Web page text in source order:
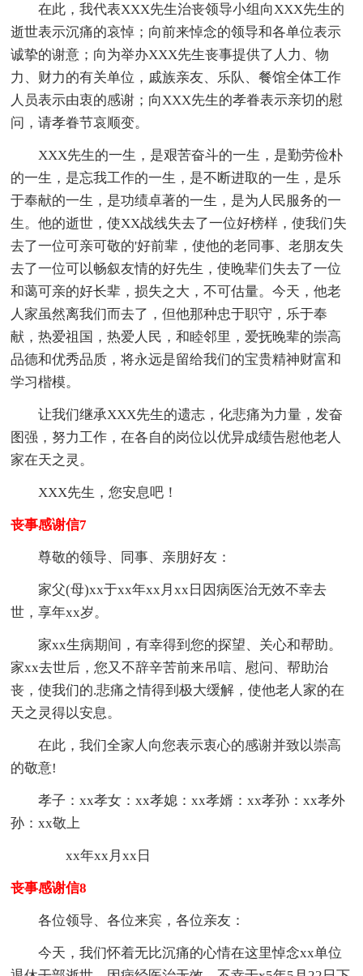
在此，我代表XXX先生治丧领导小组向XXX先生的
逝世表示沉痛的哀悼；向前来悼念的领导和各单位表示
诚挚的谢意；向为举办XXX先生丧事提供了人力、物
力、财力的有关单位，戚族亲友、乐队、餐馆全体工作
人员表示由衷的感谢；向XXX先生的孝眷表示亲切的慰
问，请孝眷节哀顺变。
XXX先生的一生，是艰苦奋斗的一生，是勤劳俭朴
的一生，是忘我工作的一生，是不断进取的一生，是乐
于奉献的一生，是功绩卓著的一生，是为人民服务的一
生。他的逝世，使XX战线失去了一位好榜样，使我们失
去了一位可亲可敬的'好前辈，使他的老同事、老朋友失
去了一位可以畅叙友情的好先生，使晚辈们失去了一位
和蔼可亲的好长辈，损失之大，不可估量。今天，他老
人家虽然离我们而去了，但他那种忠于职守，乐于奉
献，热爱祖国，热爱人民，和睦邻里，爱抚晚辈的崇高
品德和优秀品质，将永远是留给我们的宝贵精神财富和
学习楷模。
让我们继承XXX先生的遗志，化悲痛为力量，发奋
图强，努力工作，在各自的岗位以优异成绩告慰他老人
家在天之灵。
XXX先生，您安息吧！
丧事感谢信7
尊敬的领导、同事、亲朋好友：
家父(母)xx于xx年xx月xx日因病医治无效不幸去
世，享年xx岁。
家xx生病期间，有幸得到您的探望、关心和帮助。
家xx去世后，您又不辞辛苦前来吊唁、慰问、帮助治
丧，使我们的.悲痛之情得到极大缓解，使他老人家的在
天之灵得以安息。
在此，我们全家人向您表示衷心的感谢并致以崇高
的敬意!
孝子：xx孝女：xx孝媳：xx孝婿：xx孝孙：xx孝外
孙：xx敬上
xx年xx月xx日
丧事感谢信8
各位领导、各位来宾，各位亲友：
今天，我们怀着无比沉痛的心情在这里悼念xx单位